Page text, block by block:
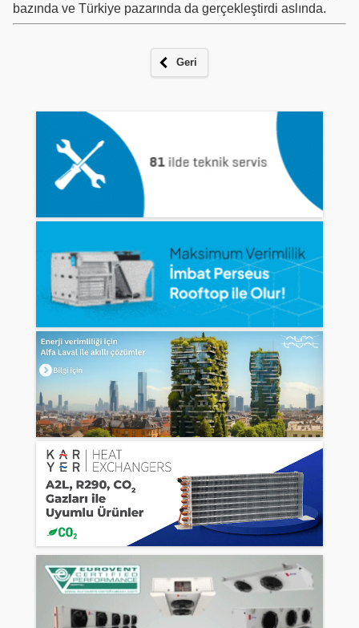
bazında ve Türkiye pazarında da gerçekleştirdi aslında.
Geri